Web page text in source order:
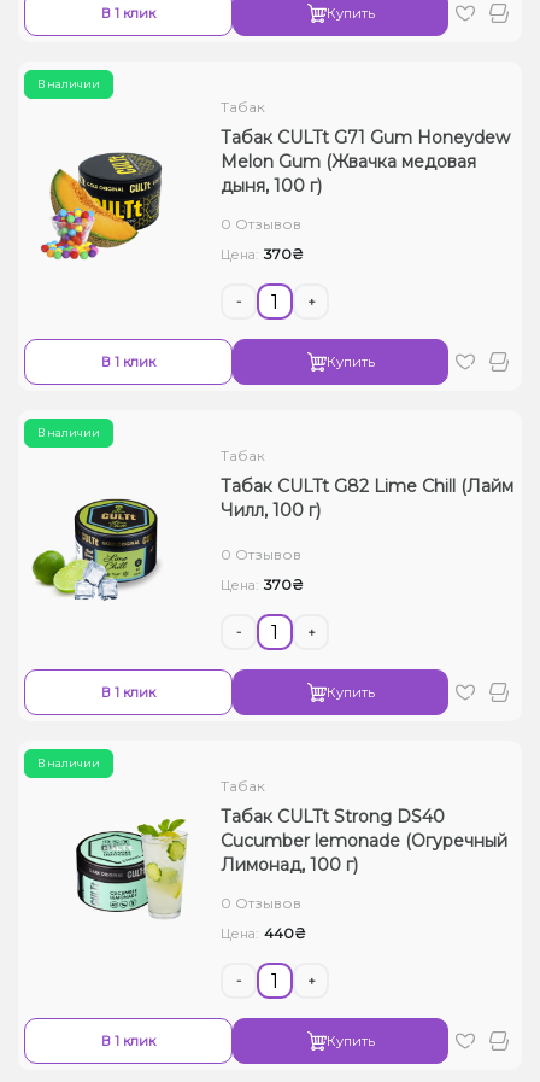
В 1 клик Купить
В наличии
Табак
Табак CULTt G71 Gum Honeydew
Melon Gum (Жвачка медовая
дыня, 100 г)
0 Отзывов
Цена: 370₴
- +
В 1 клик Купить
В наличии
Табак
Табак CULTt G82 Lime Chill (Лайм
Чилл, 100 г)
0 Отзывов
Цена: 370₴
- +
В 1 клик Купить
В наличии
Табак
Табак CULTt Strong DS40
Cucumber lemonade (Огуречный
Лимонад, 100 г)
0 Отзывов
Цена: 440₴
- +
В 1 клик Купить